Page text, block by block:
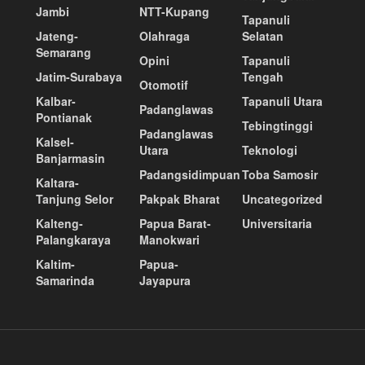
Jambi
Jateng-
Semarang
Jatim-Surabaya
Kalbar-
Pontianak
Kalsel-
Banjarmasin
Kaltara-
Tanjung Selor
Kalteng-
Palangkaraya
Kaltim-
Samarinda
NTT-Kupang
Olahraga
Opini
Otomotif
Padanglawas
Padanglawas
Utara
Padangsidimpuan
Pakpak Bharat
Papua Barat-
Manokwari
Papua-
Jayapura
Tapanuli
Selatan
Tapanuli
Tengah
Tapanuli Utara
Tebingtinggi
Teknologi
Toba Samosir
Uncategorized
Universitaria